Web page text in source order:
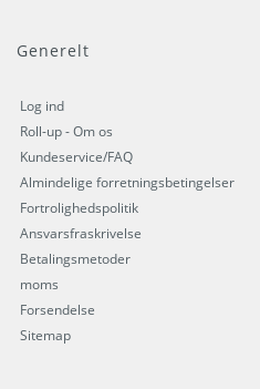
Generelt
Log ind
Roll-up - Om os
Kundeservice/FAQ
Almindelige forretningsbetingelser
Fortrolighedspolitik
Ansvarsfraskrivelse
Betalingsmetoder
moms
Forsendelse
Sitemap